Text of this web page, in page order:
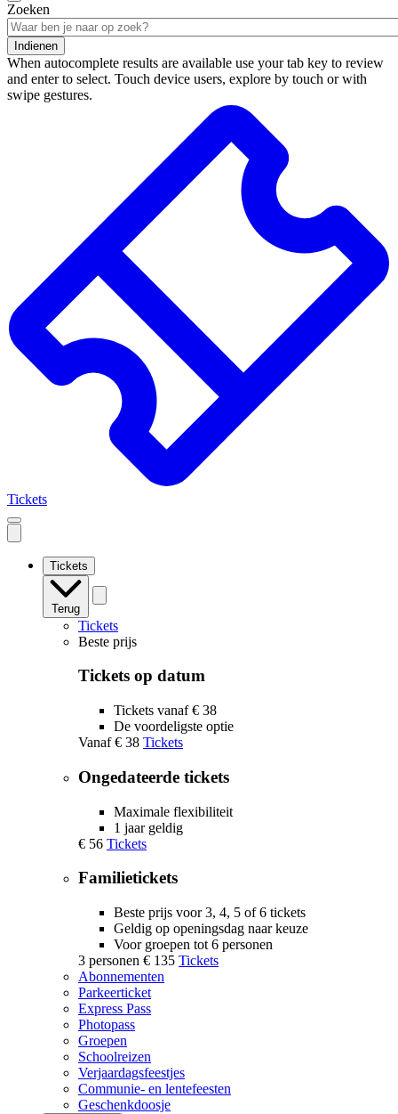
Zoeken
Indienen
When autocomplete results are available use your tab key to review
and enter to select. Touch device users, explore by touch or with
swipe gestures.
Tickets
Open
mobile
Tickets
Terug
Tickets
Beste prijs
Tickets op datum
Tickets vanaf € 38
De voordeligste optie
Vanaf € 38 Tickets
Ongedateerde tickets
Maximale flexibiliteit
1 jaar geldig
€ 56 Tickets
Familietickets
Beste prijs voor 3, 4, 5 of 6 tickets
Geldig op openingsdag naar keuze
Voor groepen tot 6 personen
3 personen € 135 Tickets
Abonnementen
Parkeerticket
Express Pass
Photopass
Groepen
Schoolreizen
Verjaardagsfeestjes
Communie- en lentefeesten
Geschenkdoosje